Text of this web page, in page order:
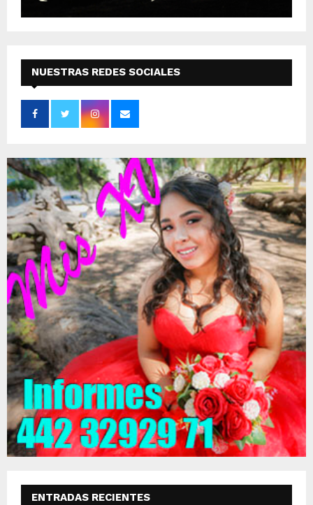
NUESTRAS REDES SOCIALES
ENTRADAS RECIENTES